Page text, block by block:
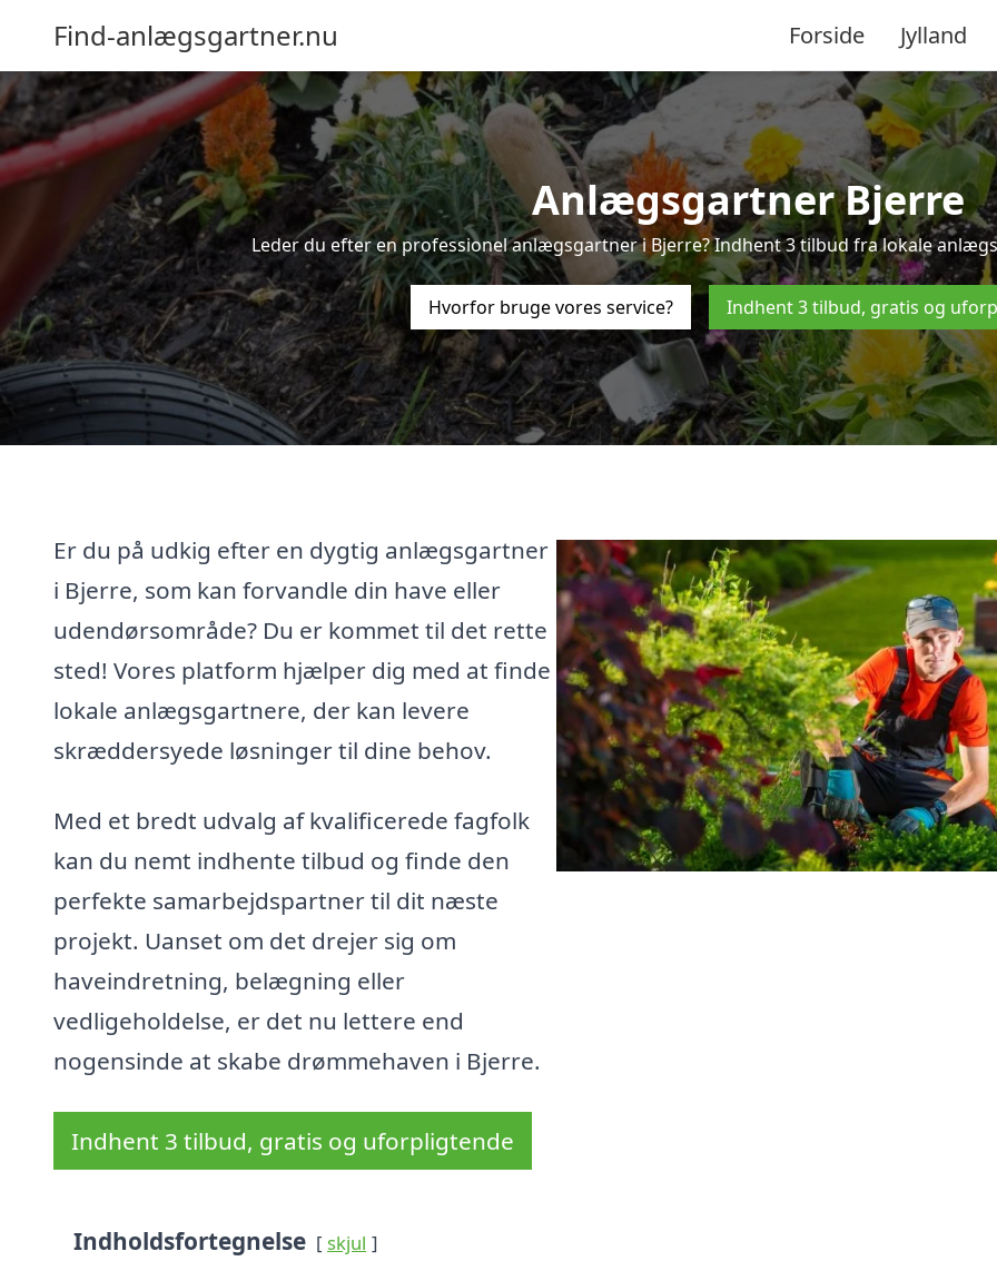
Find-anlægsgartner.nu Forside Jylland
Anlægsgartner Bjerre
Leder du efter en professionel anlægsgartner i Bjerre? Indhent 3 tilbud fra lokale
Hvorfor bruge vores service? Indhent 3 tilbud, gratis og
Er du på udkig efter en dygtig anlægsgartner
i Bjerre, som kan forvandle din have eller
udendørsområde? Du er kommet til det rette
sted! Vores platform hjælper dig med at finde
lokale anlægsgartnere, der kan levere
skræddersyede løsninger til dine behov.
Med et bredt udvalg af kvalificerede fagfolk
kan du nemt indhente tilbud og finde den
perfekte samarbejdspartner til dit næste
projekt. Uanset om det drejer sig om
haveindretning, belægning eller
vedligeholdelse, er det nu lettere end
nogensinde at skabe drømmehaven i Bjerre.
Indhent 3 tilbud, gratis og uforpligtende
Indholdsfortegnelse skjul